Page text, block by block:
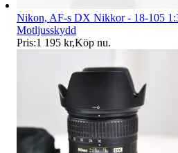
Nikon, AF-s DX Nikkor - 18-105
Motljusskydd
Pris:1 195 kr,Köp nu.